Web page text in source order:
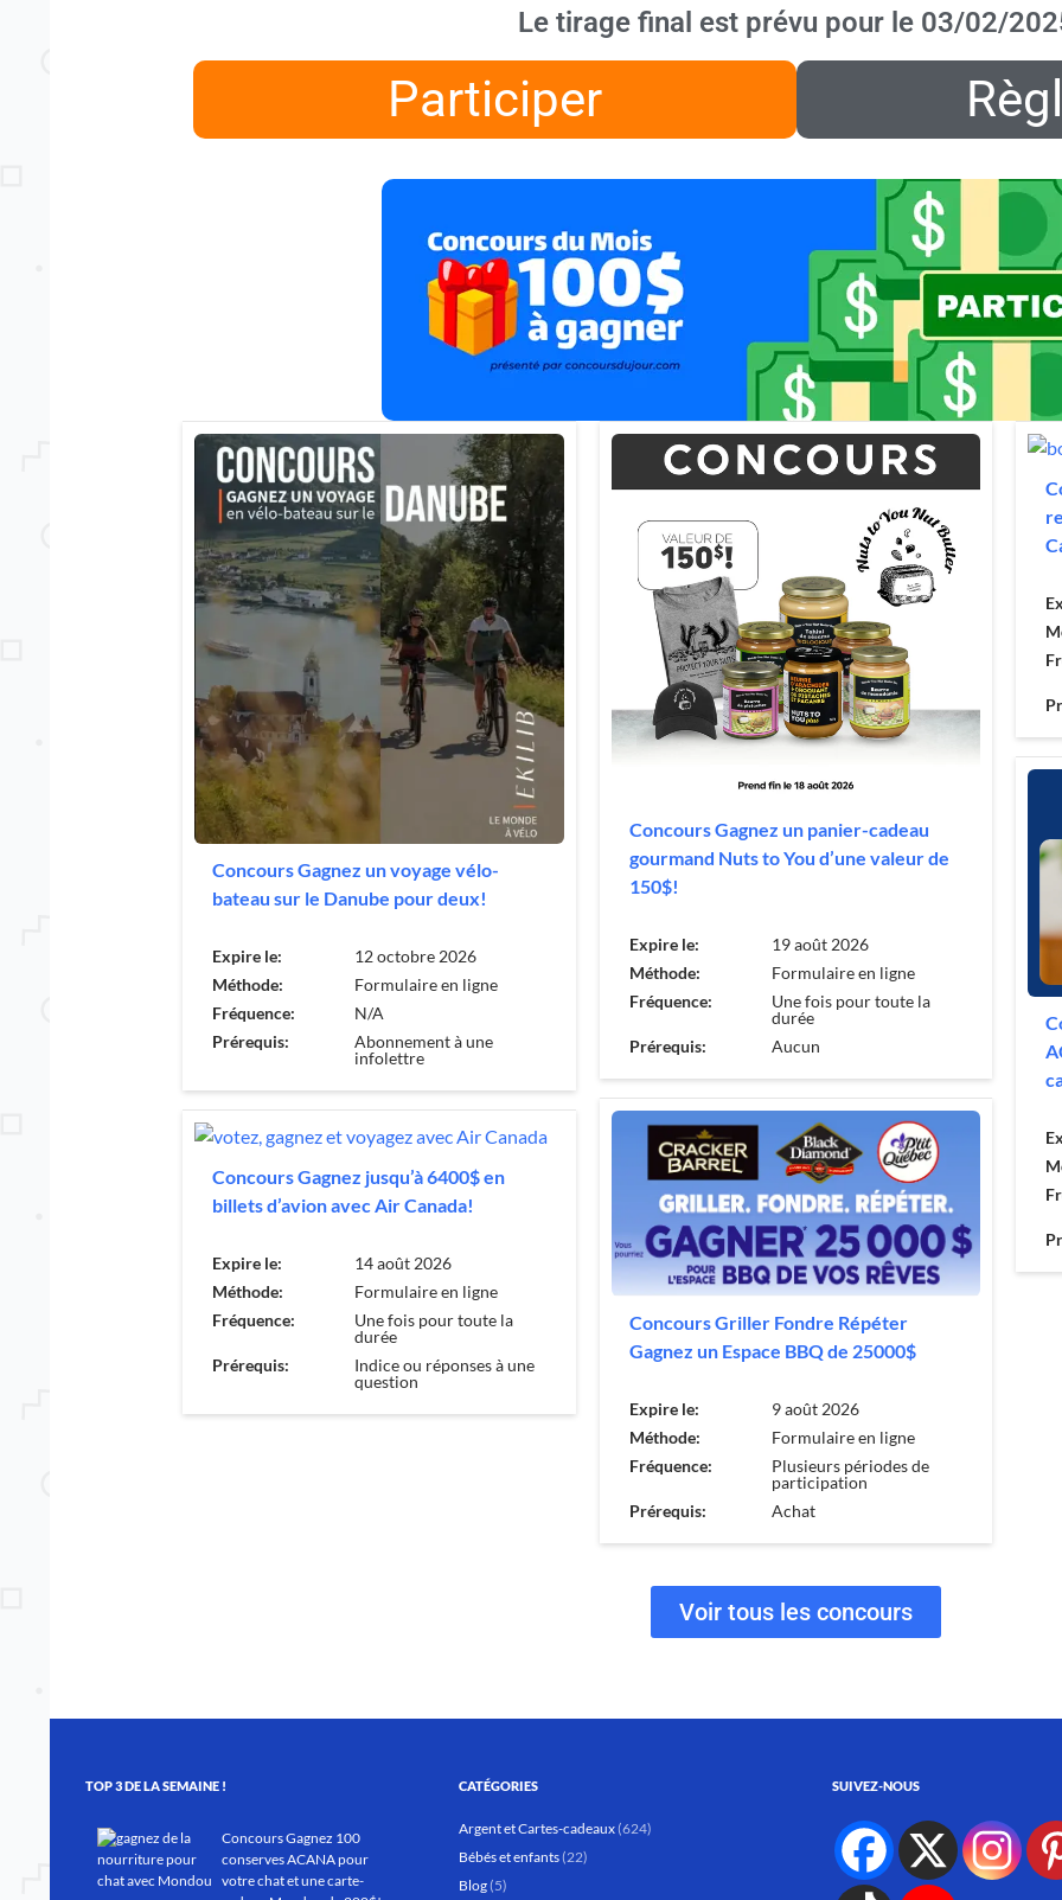
Le tirage final est prévu pour le 03/02/
Participer
Concours Gagnez un voyage vélo-
bateau sur le Danube pour deux!
Expire le:
12 octobre 2026
Méthode:
Formulaire en ligne
Fréquence:
N/A
Prérequis:
Abonnement à une
infolettre
Concours Gagnez un panier-cadeau
gourmand Nuts to You d’une valeur de
150$!
Expire le:
19 août 2026
Méthode:
Formulaire en ligne
Fréquence:
Une fois pour toute la
durée
Prérequis:
Aucun
Concours Griller Fondre Répéter
Gagnez un Espace BBQ de 25000$
Expire le:
9 août 2026
Méthode:
Formulaire en ligne
Fréquence:
Plusieurs périodes de
participation
Prérequis:
Achat
Concours Gagnez jusqu’à 6400$ en
billets d’avion avec Air Canada!
Expire le:
14 août 2026
Méthode:
Formulaire en ligne
Fréquence:
Une fois pour toute la
durée
Prérequis:
Indice ou réponses à une
question
Voir tous les concours
TOP 3 DE LA SEMAINE !
Concours Gagnez 100
conserves ACANA pour
votre chat et une carte-
CATÉGORIES
Argent et Cartes-cadeaux(624)
Bébés et enfants(22)
Blog(5)
SUIVEZ-NOUS